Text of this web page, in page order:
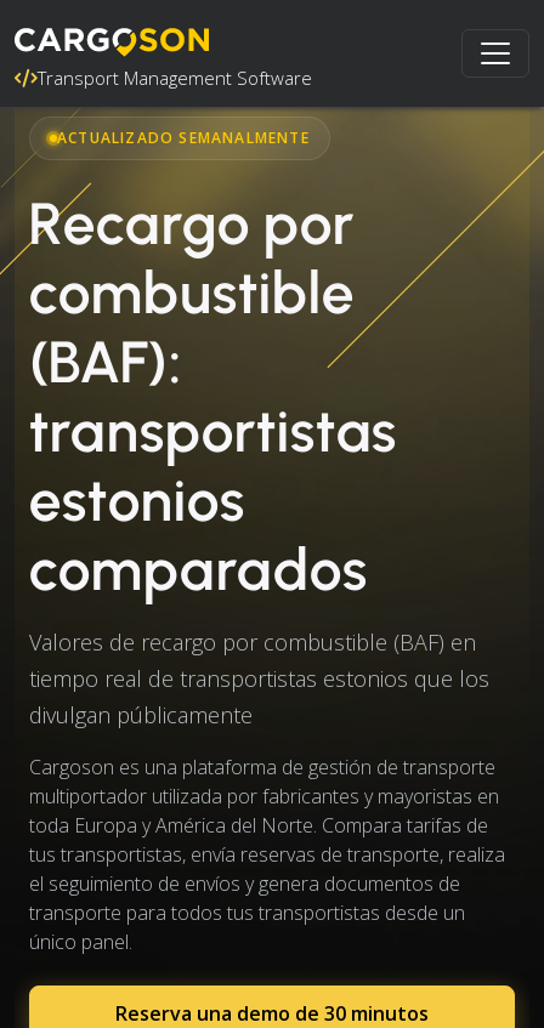
Transport Management Software
ACTUALIZADO SEMANALMENTE
Recargo por
combustible
(BAF):
transportistas
estonios
comparados
Valores de recargo por combustible (BAF) en
tiempo real de transportistas estonios que los
divulgan públicamente
Cargoson es una plataforma de gestión de transporte
multiportador utilizada por fabricantes y mayoristas en
toda Europa y América del Norte. Compara tarifas de
tus transportistas, envía reservas de transporte, realiza
el seguimiento de envíos y genera documentos de
transporte para todos tus transportistas desde un
único panel.
Reserva una demo de 30 minutos